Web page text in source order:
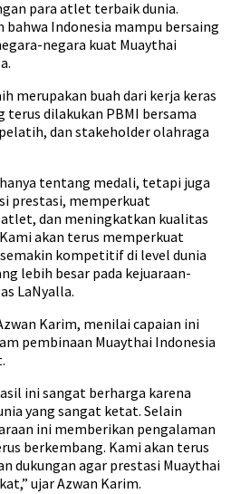
para atlet terbaik dunia.
Indonesia mampu bersaing
negara kuat Muaythai
merupakan buah dari kerja keras
terus dilakukan PBMI bersama
dan stakeholder olahraga
tentang medali, tetapi juga
prestasi, memperkuat
dan meningkatkan kualitas
akan terus memperkuat
kompetitif di level dunia
lebih besar pada kejuaraan-
LaNyalla.
Karim, menilai capaian ini
pembinaan Muaythai Indonesia
ini sangat berharga karena
yang sangat ketat. Selain
ini memberikan pengalaman
berkembang. Kami akan terus
dukungan agar prestasi Muaythai
ujar Azwan Karim.